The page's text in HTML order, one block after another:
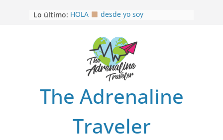
Lo último: HOLA
desde yo soy
EL SENDERO DEL CACAO: Excelente
opción
HOSPEDAJE AL NATURALSHH !!
OTRA PERSPECTIVA de RÍO EL
MULITO!
The Adrenaline
Traveler